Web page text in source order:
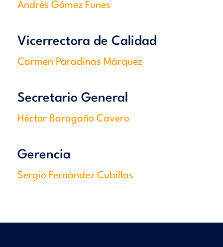
Andrés Gómez Funes
Vicerrectora de Calidad
Carmen Paradinas Márquez
Secretario General
Héctor Baragaño Cavero
Gerencia
Sergio Fernández Cubillas